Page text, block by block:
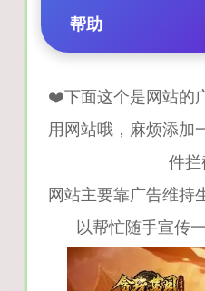
帮助
❤️下面这个是网站的
用网站哦，麻烦添加
件
网站主要靠广告维持
以帮忙随手宣传